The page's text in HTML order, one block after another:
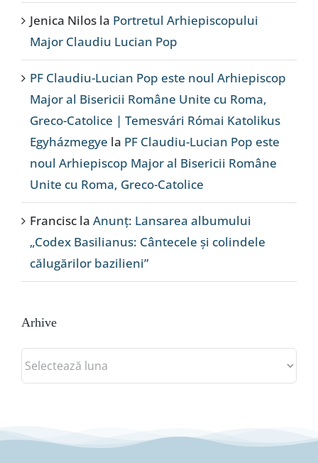
Jenica Nilos la Portretul Arhiepiscopului
Major Claudiu Lucian Pop
PF Claudiu-Lucian Pop este noul Arhiepiscop
Major al Bisericii Române Unite cu Roma,
Greco-Catolice | Temesvári Római Katolikus
Egyházmegye la PF Claudiu-Lucian Pop este
noul Arhiepiscop Major al Bisericii Române
Unite cu Roma, Greco-Catolice
Francisc la Anunț: Lansarea albumului
„Codex Basilianus: Cântecele și colindele
călugărilor bazilieni”
Arhive
Arhive